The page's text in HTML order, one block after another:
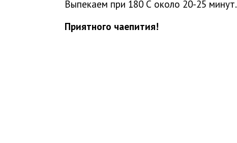
Выпекаем при 180 С около 20-25 минут.
Приятного чаепития!